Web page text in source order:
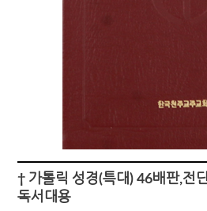
† 가톨릭 성경(특대) 46배판,전
독서대용